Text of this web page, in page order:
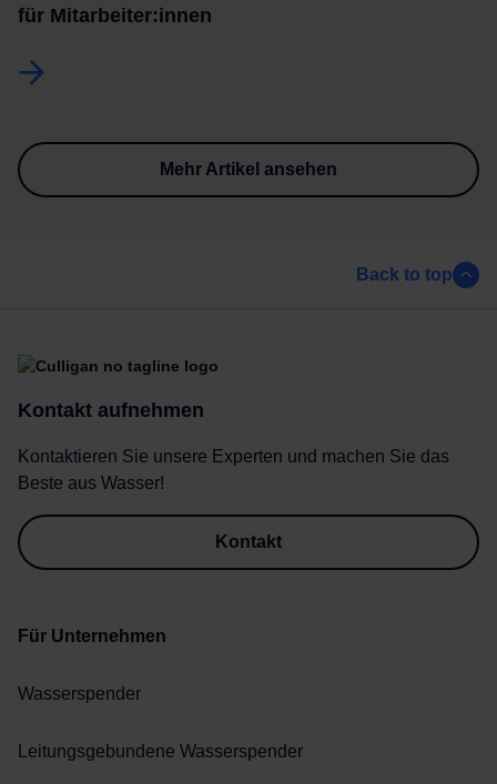
für Mitarbeiter:innen
Mehr Artikel ansehen
Back to top
Kontakt aufnehmen
Kontaktieren Sie unsere Experten und machen Sie das
Beste aus Wasser!
Kontakt
Für Unternehmen
Wasserspender
Leitungsgebundene Wasserspender